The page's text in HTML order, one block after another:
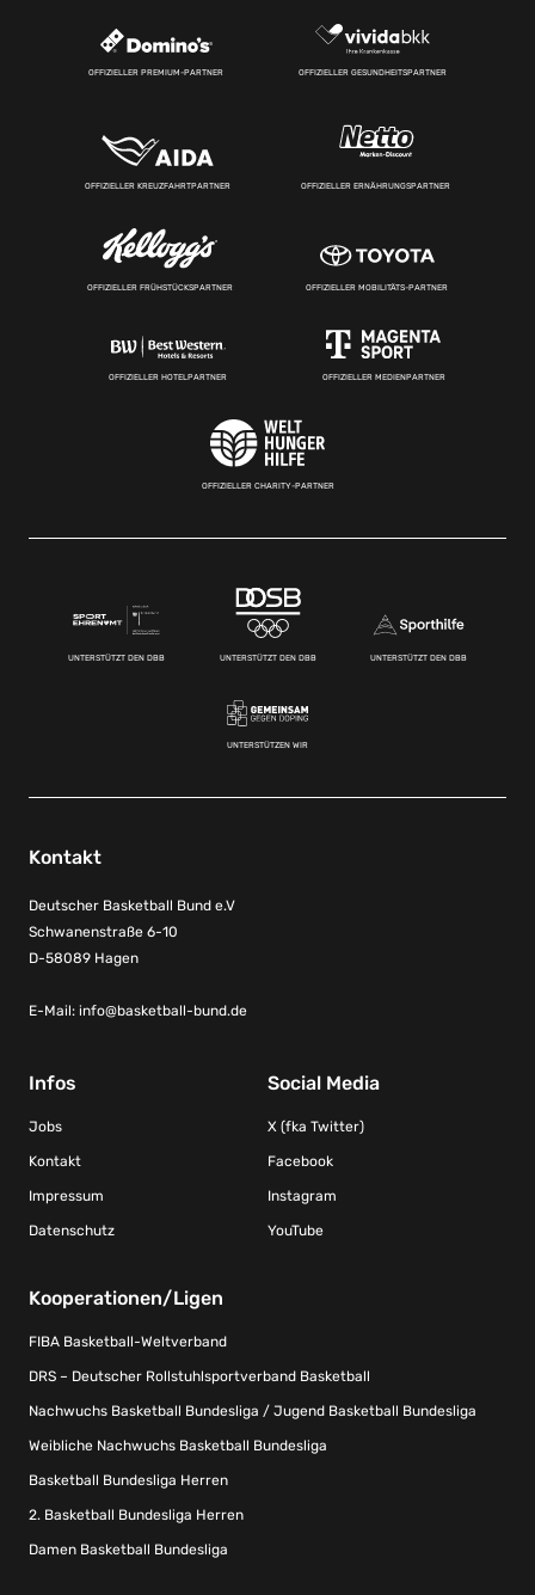
OFFIZIELLER PREMIUM-PARTNER OFFIZIELLER GESUNDHEITSPARTNER
OFFIZIELLER KREUZFAHRTPARTNER OFFIZIELLER ERNÄHRUNGSPARTNER
OFFIZIELLER FRÜHSTÜCKSPARTNER OFFIZIELLER MOBILITÄTS-PARTNER
OFFIZIELLER HOTELPARTNER OFFIZIELLER MEDIENPARTNER
OFFIZIELLER CHARITY-PARTNER
UNTERSTÜTZT DEN DBB UNTERSTÜTZT DEN DBB UNTERSTÜTZT DEN DBB
UNTERSTÜTZEN WIR
Kontakt
Deutscher Basketball Bund e.V
Schwanenstraße 6-10
D-58089 Hagen
E-Mail: info@basketball-bund.de
Infos
Jobs
Kontakt
Impressum
Datenschutz
Social Media
X (fka Twitter)
Facebook
Instagram
YouTube
Kooperationen/Ligen
FIBA Basketball-Weltverband
DRS – Deutscher Rollstuhlsportverband Basketball
Nachwuchs Basketball Bundesliga / Jugend Basketball Bundesliga
Weibliche Nachwuchs Basketball Bundesliga
Basketball Bundesliga Herren
2. Basketball Bundesliga Herren
Damen Basketball Bundesliga